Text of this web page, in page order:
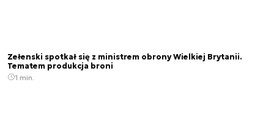
Zełenski spotkał się z ministrem obrony Wielkiej Brytanii.
Tematem produkcja broni
1 min.